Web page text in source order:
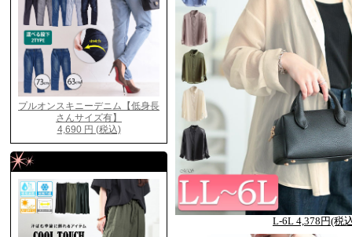
L-6L 4,378円(税